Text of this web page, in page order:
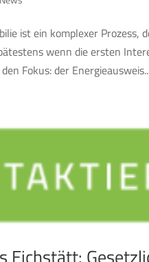
ist ein komplexer
wenn die ersten
Fokus: der